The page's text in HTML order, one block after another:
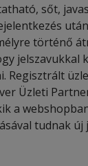
sőt,
történő
jelszavukkal
Regisztrált
Üzleti
a
tudnak új